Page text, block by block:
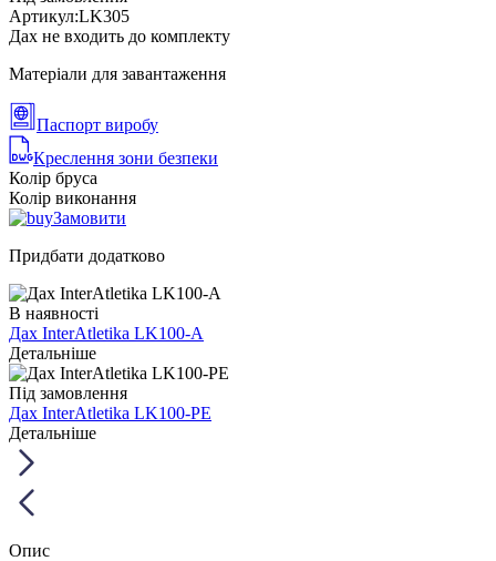
Артикул:LK305
Дах не входить до комплекту
Матеріали для завантаження
Паспорт виробу
Креслення зони безпеки
Колір бруса
Колір виконання
Замовити
Придбати додатково
В наявності
Дах InterAtletika LK100-A
Детальніше
Під замовлення
Дах InterAtletika LK100-PE
Детальніше
Опис